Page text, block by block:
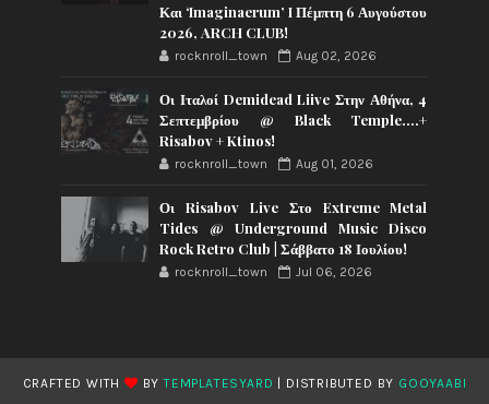
Και ‘Imaginaerum’ I Πέμπτη 6 Αυγούστου
2026, ARCH CLUB!
rocknroll_town Aug 02, 2026
Οι Ιταλοί Demidead Liive Στην Αθήνα, 4
Σεπτεμβρίου @ Black Temple….+
Risabov + Ktinos!
rocknroll_town Aug 01, 2026
Οι Risabov Live Στο Extreme Metal
Tides @ Underground Music Disco
Rock Retro Club | Σάββατο 18 Ιουλίου!
rocknroll_town Jul 06, 2026
CRAFTED WITH BYTEMPLATESYARD | DISTRIBUTED BY GOOYAABI